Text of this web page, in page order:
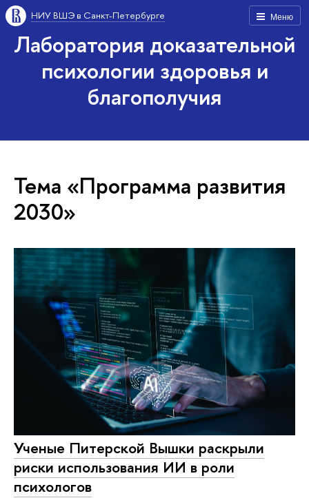
Меню
НИУ ВШЭ в Санкт-Петербурге
Лаборатория доказательной
психологии здоровья и
благополучия
Тема «Программа развития
2030»
Ученые Питерской Вышки раскрыли
риски использования ИИ в роли
психологов